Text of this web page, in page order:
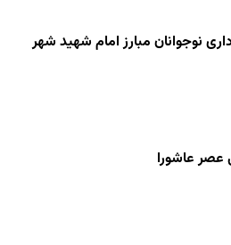
نوجوانان مبارز امام شهید شهر
عصر عاشورا